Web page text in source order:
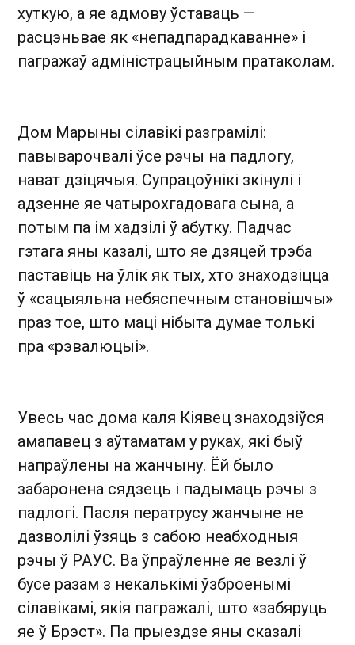
хуткую, а яе адмову ўставаць —
расцэньвае як «непадпарадкаванне» і
пагражаў адміністрацыйным пратаколам.
Дом Марыны сілавікі разграмілі:
павыварочвалі ўсе рэчы на падлогу,
нават дзіцячыя. Супрацоўнікі зкінулі і
адзенне яе чатырохгадовага сына, а
потым па ім хадзілі ў абутку. Падчас
гэтага яны казалі, што яе дзяцей трэба
паставіць на ўлік як тых, хто знаходзіцца
ў «сацыяльна небяспечным становішчы»
праз тое, што маці нібыта думае толькі
пра «рэвалюцыі».
Увесь час дома каля Кіявец знаходзіўся
амапавец з аўтаматам у руках, які быў
напраўлены на жанчыну. Ёй было
забаронена сядзець і падымаць рэчы з
падлогі. Пасля ператрусу жанчыне не
дазволілі ўзяць з сабою неабходныя
рэчы ў РАУС. Ва ўпраўленне яе везлі ў
бусе разам з некалькімі ўзброенымі
сілавікамі, якія пагражалі, што «забяруць
яе ў Брэст». Па прыездзе яны сказалі